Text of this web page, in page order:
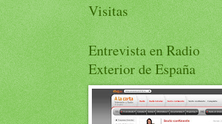
Visitas
Entrevista en Radio
Exterior de España